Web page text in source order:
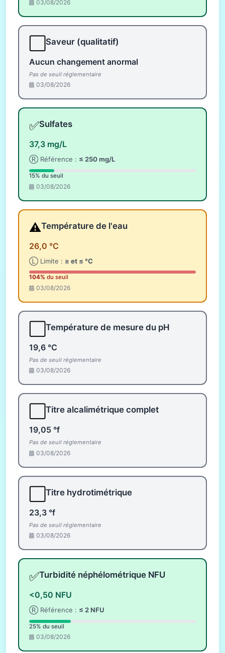
03/08/2026
Saveur (qualitatif)
Aucun changement anormal
Pas de seuil réglementaire
03/08/2026
✅Sulfates
37,3 mg/L
Ⓡ Référence : ≤ 250 mg/L
15% du seuil
03/08/2026
⚠️Température de l'eau
26,0 °C
Ⓛ Limite : ≥ et ≤ °C
104% du seuil
03/08/2026
Température de mesure du pH
19,6 °C
Pas de seuil réglementaire
03/08/2026
Titre alcalimétrique complet
19,05 °f
Pas de seuil réglementaire
03/08/2026
Titre hydrotimétrique
23,3 °f
Pas de seuil réglementaire
03/08/2026
✅Turbidité néphélométrique NFU
<0,50 NFU
Ⓡ Référence : ≤ 2 NFU
25% du seuil
03/08/2026